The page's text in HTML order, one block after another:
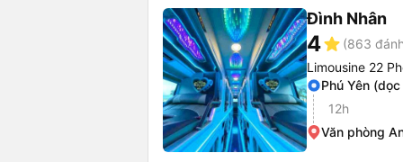
Đình Nhân
4star (863
Limousine 22
Phú Yên (dọc
12h
Văn phòng